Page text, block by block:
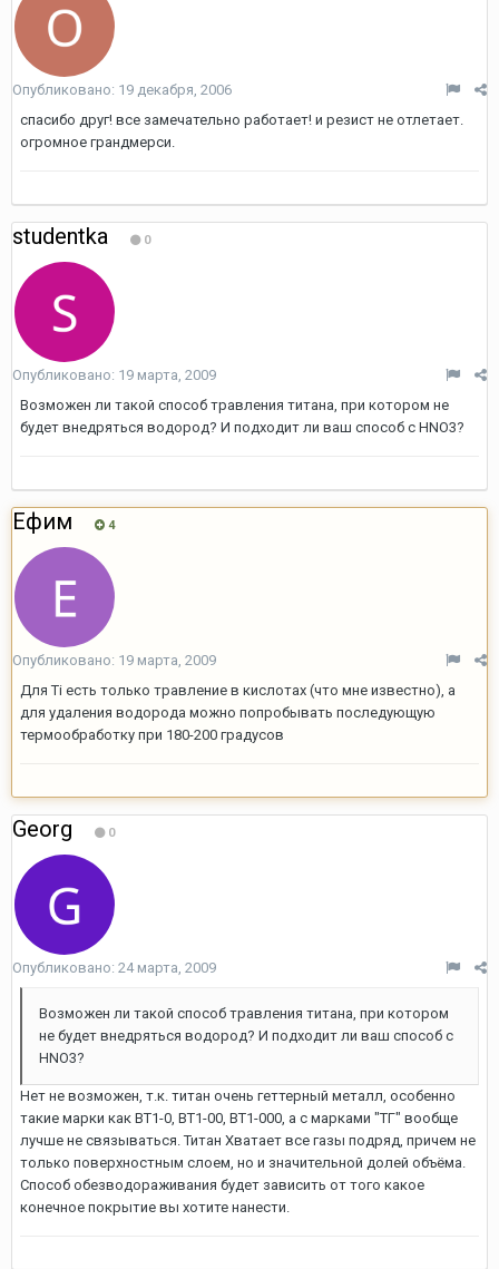
Опубликовано: 19 декабря, 2006
спасибо друг! все замечательно работает! и резист не отлетает.
огромное грандмерси.
studentka 0
Опубликовано: 19 марта, 2009
Возможен ли такой способ травления титана, при котором не
будет внедряться водород? И подходит ли ваш способ с HNO3?
Ефим 4
Опубликовано: 19 марта, 2009
Для Ti есть только травление в кислотах (что мне известно), а
для удаления водорода можно попробывать последующую
термообработку при 180-200 градусов
Georg 0
Опубликовано: 24 марта, 2009
Возможен ли такой способ травления титана, при котором
не будет внедряться водород? И подходит ли ваш способ с
HNO3?
Нет не возможен, т.к. титан очень геттерный металл, особенно
такие марки как ВТ1-0, ВТ1-00, ВТ1-000, а с марками "ТГ" вообще
лучше не связываться. Титан Хватает все газы подряд, причем не
только поверхностным слоем, но и значительной долей объёма.
Способ обезводораживания будет зависить от того какое
конечное покрытие вы хотите нанести.